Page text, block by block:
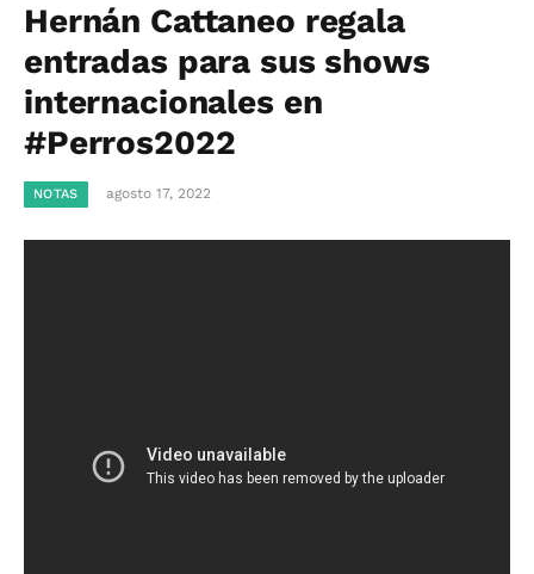
Hernán Cattaneo regala
entradas para sus shows
internacionales en
#Perros2022
NOTAS agosto 17, 2022